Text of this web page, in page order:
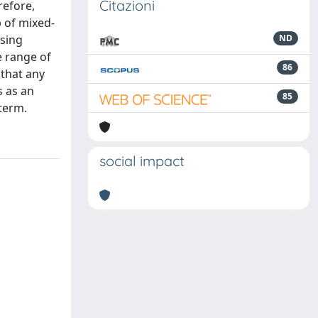
of mixed-
range of
any
as an
Citazioni
ND
86
85
social impact